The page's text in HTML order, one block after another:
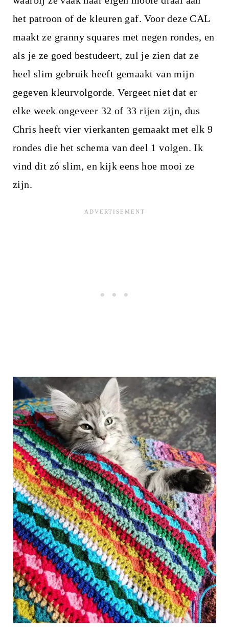
het patroon of de kleuren gaf. Voor deze CAL
maakt ze granny squares met negen rondes, en
als je ze goed bestudeert, zul je zien dat ze
heel slim gebruik heeft gemaakt van mijn
gegeven kleurvolgorde. Vergeet niet dat er
elke week ongeveer 32 of 33 rijen zijn, dus
Chris heeft vier vierkanten gemaakt met elk 9
rondes die het schema van deel 1 volgen. Ik
vind dit zó slim, en kijk eens hoe mooi ze
zijn.